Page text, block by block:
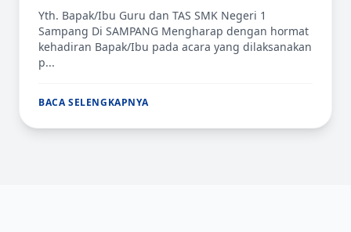
Yth. Bapak/Ibu Guru dan TAS SMK Negeri 1
Sampang Di SAMPANG Mengharap dengan hormat
kehadiran Bapak/Ibu pada acara yang dilaksanakan
p...
BACA SELENGKAPNYA